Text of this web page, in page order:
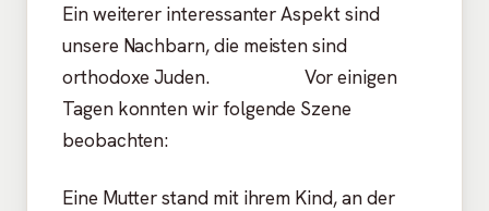
Ein weiterer interessanter Aspekt sind
unsere Nachbarn, die meisten sind
orthodoxe Juden. Vor einigen
Tagen konnten wir folgende Szene
beobachten:
Eine Mutter stand mit ihrem Kind, an der